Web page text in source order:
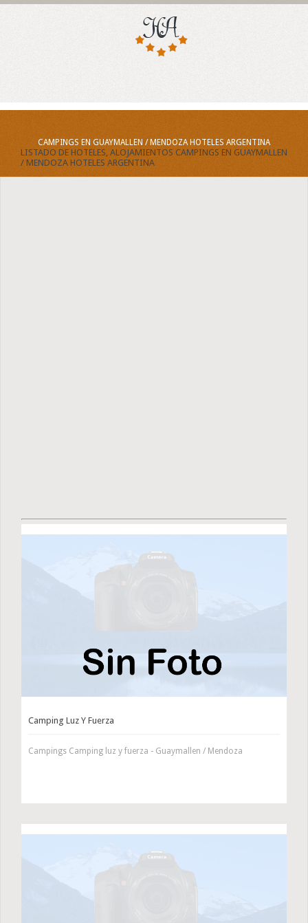
CAMPINGS EN GUAYMALLEN / MENDOZA HOTELES ARGENTINA
LISTADO DE HOTELES, ALOJAMIENTOS CAMPINGS EN GUAYMALLEN
/ MENDOZA HOTELES ARGENTINA
Camping Luz Y Fuerza
Campings Camping luz y fuerza - Guaymallen / Mendoza